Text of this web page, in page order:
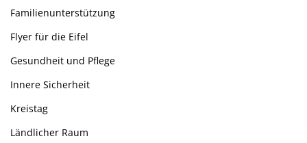
Familienunterstützung
Flyer für die Eifel
Gesundheit und Pflege
Innere Sicherheit
Kreistag
Ländlicher Raum